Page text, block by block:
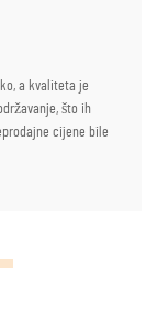
a kvaliteta je
što ih
cijene bile